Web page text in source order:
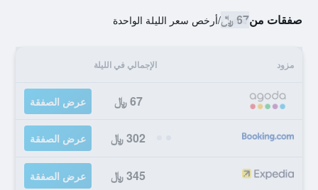
صفقات من67 ﷼ /أرخص سعر الليلة الواحدة
مزود الإجمالي في الليلة
67 ﷼ عرض الصفقة
302 ﷼ عرض الصفقة
345 ﷼ عرض الصفقة